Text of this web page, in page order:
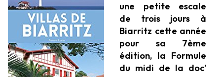
une
petite escale
de trois jours à
Biarritz cette année
pour sa 7ème
édition, la Formule
du midi de la doc’